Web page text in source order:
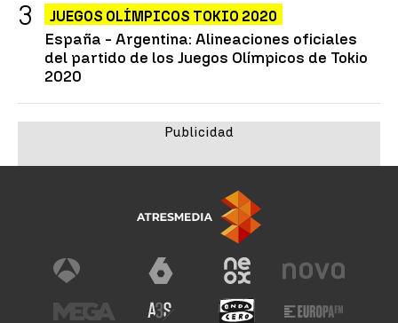
JUEGOS OLÍMPICOS TOKIO 2020
España - Argentina: Alineaciones oficiales
del partido de los Juegos Olímpicos de Tokio
2020